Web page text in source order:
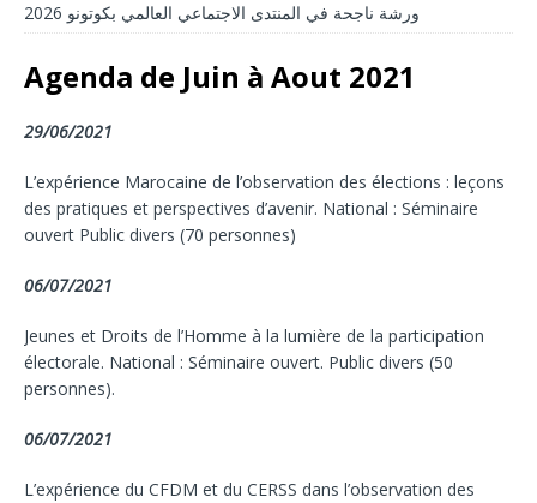
ورشة ناجحة في المنتدى الاجتماعي العالمي بكوتونو 2026
Agenda de Juin à Aout 2021
29/06/2021
L’expérience Marocaine de l’observation des élections : leçons
des pratiques et perspectives d’avenir. National : Séminaire
ouvert Public divers (70 personnes)
06/07/2021
Jeunes et Droits de l’Homme à la lumière de la participation
électorale. National : Séminaire ouvert. Public divers (50
personnes).
06/07/2021
L’expérience du CFDM et du CERSS dans l’observation des